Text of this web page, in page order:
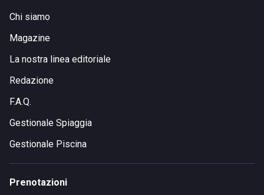
Chi siamo
Magazine
La nostra linea editoriale
Redazione
F.A.Q.
Gestionale Spiaggia
Gestionale Piscina
Prenotazioni